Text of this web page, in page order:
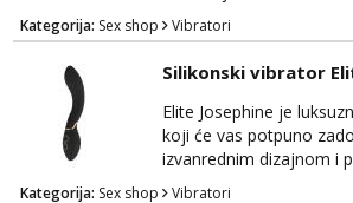
svojim elegantnim
ovaj prstenasti vibrator
luksuza vašem intimnom
Jednostavan za
prst poput prstena,
potpunu kontrolu nad
putovanjem. Nježan i
Kategorija: Sex shop Vibratori
Silikonski vibrator
Elite Josephine je
koji će vas potpuno
izvanrednim dizajnom i
Izrađen od
Kategorija: Sex shop Vibratori